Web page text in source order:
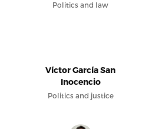
Politics and law
Víctor García San
Inocencio
Politics and justice